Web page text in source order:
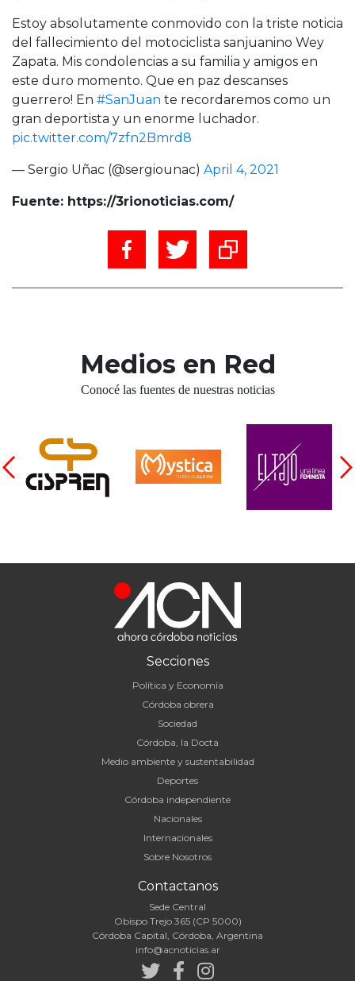
Estoy absolutamente conmovido con la triste noticia
del fallecimiento del motociclista sanjuanino Wey
Zapata. Mis condolencias a su familia y amigos en
este duro momento. Que en paz descanses
guerrero! En #SanJuan te recordaremos como un
gran deportista y un enorme luchador.
pic.twitter.com/7zfn2Bmrd8
— Sergio Uñac (@sergiounac) April 4, 2021
Fuente: https://3rionoticias.com/
Medios en Red
Conocé las fuentes de nuestras noticias
Secciones
Política y Economía
Córdoba obrera
Sociedad
Córdoba, la Docta
Medio ambiente y sustentabilidad
Deportes
Córdoba independiente
Nacionales
Internacionales
Sobre Nosotros
Contactanos
Sede Central
Obispo Trejo 365 (CP 5000)
Córdoba Capital, Córdoba, Argentina
info@acnoticias.ar